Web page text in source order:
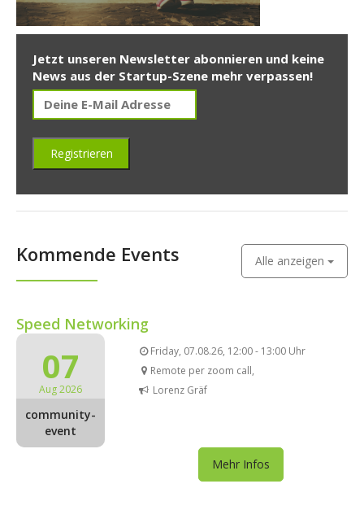
Jetzt unseren Newsletter abonnieren und keine
News aus der Startup-Szene mehr verpassen!
Kommende Events Alle anzeigen
Speed Networking
07
Aug 2026
community-
event
Friday, 07.08.26, 12:00 - 13:00 Uhr
Remote per zoom call,
Lorenz Gräf
Mehr Infos